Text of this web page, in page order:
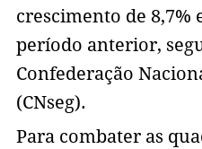
crescimento de 8,7%
período anterior,
Confederação
(CNseg).
Para combater as